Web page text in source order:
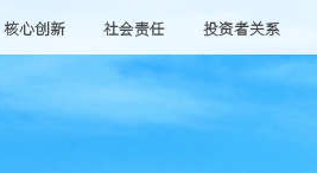
核心创新 社会责任 投资者关系